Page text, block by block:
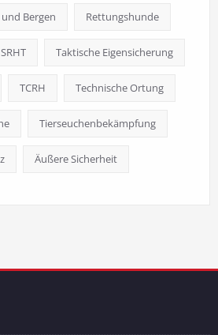
Bergen Rettungshunde
SRHT Taktische Eigensicherung
TCRH Technische Ortung
Tierseuchenbekämpfung
Äußere Sicherheit